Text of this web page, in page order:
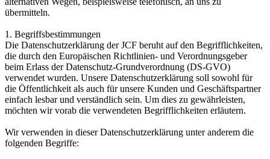
übermitteln.
1. Begriffsbestimmungen
Die Datenschutzerklärung der JCF beruht auf den Begrifflichkeiten,
die durch den Europäischen Richtlinien- und Verordnungsgeber
beim Erlass der Datenschutz-Grundverordnung (DS-GVO)
verwendet wurden. Unsere Datenschutzerklärung soll sowohl für
die Öffentlichkeit als auch für unsere Kunden und Geschäftspartner
einfach lesbar und verständlich sein. Um dies zu gewährleisten,
möchten wir vorab die verwendeten Begrifflichkeiten erläutern.
Wir verwenden in dieser Datenschutzerklärung unter anderem die
folgenden Begriffe: